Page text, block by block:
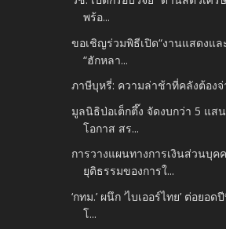
พร้อ...
ขอเชิญร่วมพิธีเปิด“งานแสดงแ
“ฮักหลา...
ภาษีบุหรี่: ความล่าช้าที่คลังต้องจ่
มูลนิธิป่อเต็กตึ๊ง จัดงบกว่า 5 แส
โอกาส สร...
การวางแผนทางการเงินส่วนบุค
ยุติธรรมของการใ...
‘กทม.’ ผนึก ‘ไบเออร์ไทย’ ต่อยอ
โ...